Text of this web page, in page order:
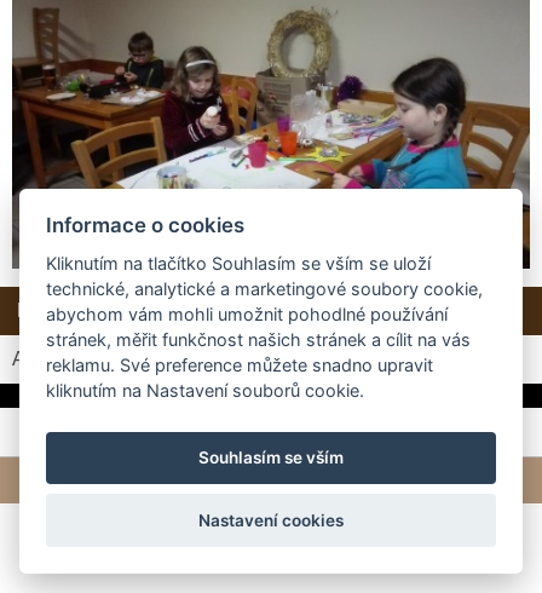
Další → Zpět do složky
Automatické procházení:3|4|5|6|7(čas ve vteřinách)
© 2026 eStránky.cz | Tvorba webových stránek
Informace o cookies
Kliknutím na tlačítko Souhlasím se vším se uloží
technické, analytické a marketingové soubory cookie,
abychom vám mohli umožnit pohodlné používání
stránek, měřit funkčnost našich stránek a cílit na vás
reklamu. Své preference můžete snadno upravit
kliknutím na Nastavení souborů cookie.
Souhlasím se vším
Nastavení cookies